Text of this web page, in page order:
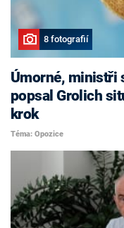
8 fotografií
Úmorné, ministři
popsal Grolich
krok
Téma: Opozice